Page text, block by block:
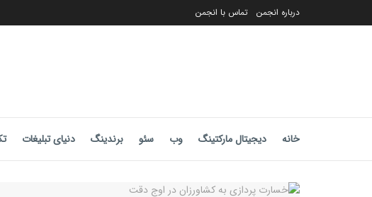
درباره انجمن تماس با انجمن
خانه دیجیتال مارکتینگ وب سئو برندینگ دنیای تبلیغات